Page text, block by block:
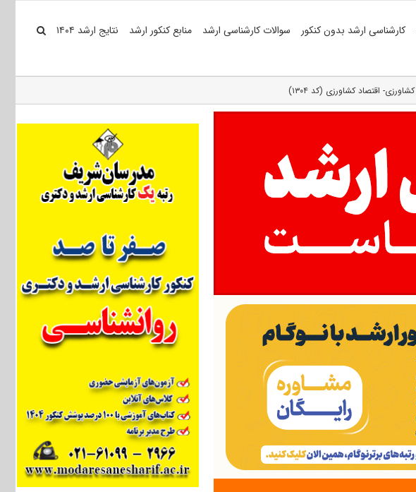
کارشناسی ارشد بدون کنکور سوالات کارشناسی ارشد منابع کنکور ارشد نتایج ارشد ۱۴۰۴